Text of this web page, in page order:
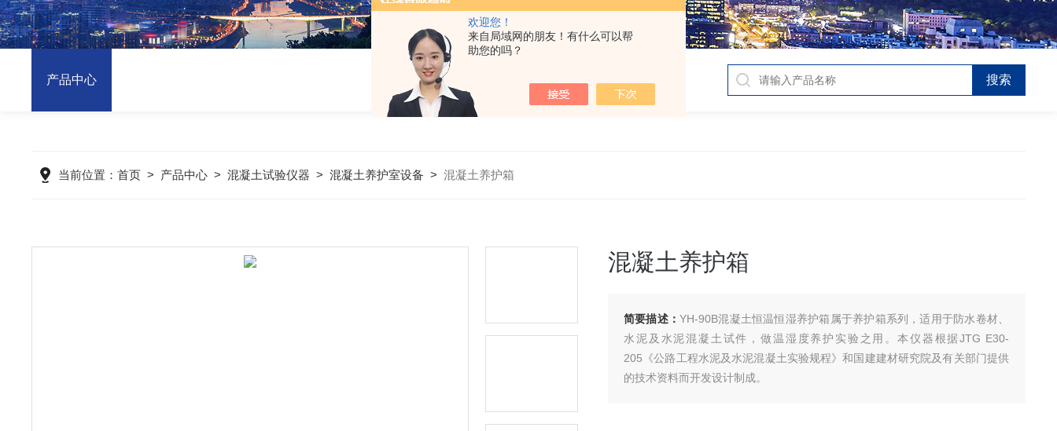
欢迎您！
来自局域网的朋友！有什么可以帮
助您的吗？
产品中心
当前位置：首页 > 产品中心 >混凝土试验仪器 >混凝土养护室设备 >混凝土养护箱
混凝土养护箱
简要描述：YH-90B混凝土恒温恒湿养护箱属于养护箱系列，适用于防水卷材、
水泥及水泥混凝土试件，做温湿度养护实验之用。本仪器根据JTG E30-
205《公路工程水泥及水泥混凝土实验规程》和国建建材研究院及有关部门提供
的技术资料而开发设计制成。